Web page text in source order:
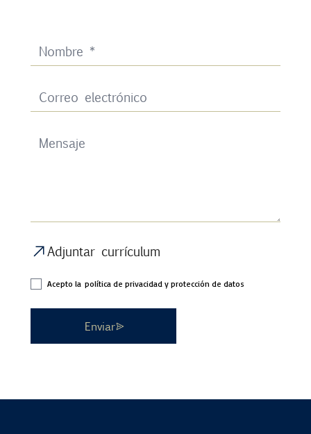
Adjuntar currículum
Acepto la política de privacidad y protección de datos
Enviar